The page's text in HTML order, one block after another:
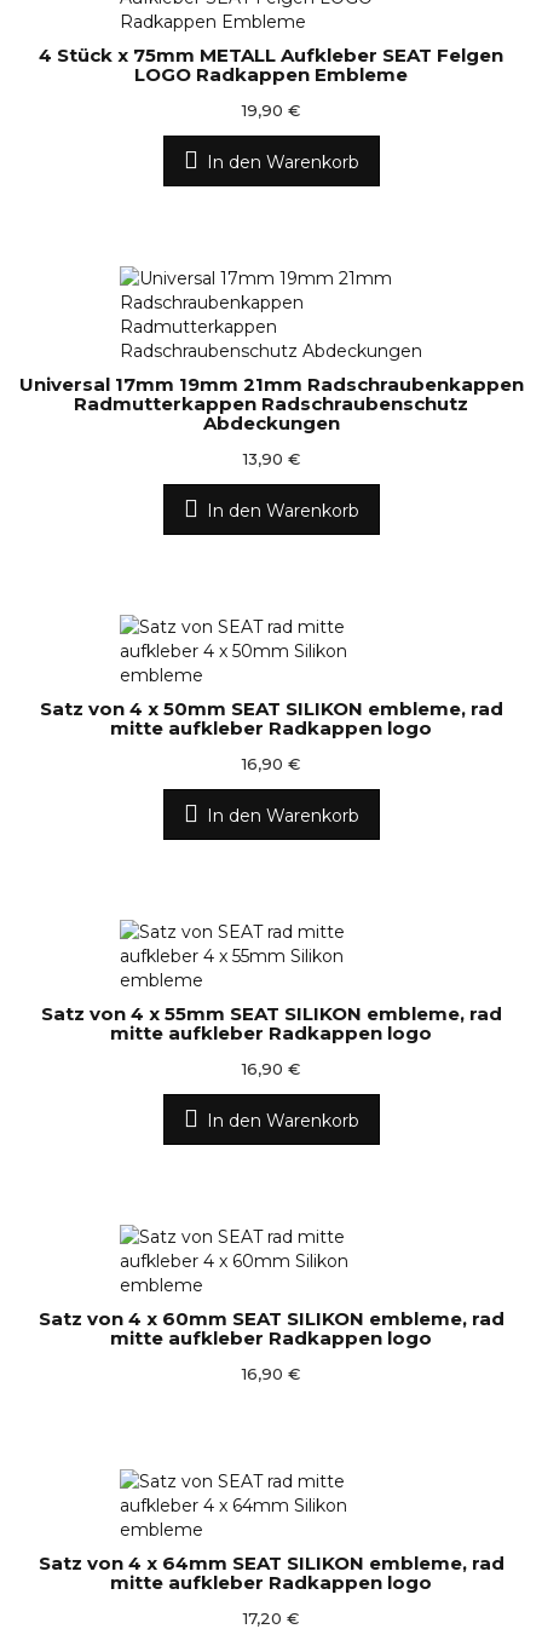
4 Stück x 75mm METALL Aufkleber SEAT Felgen
LOGO Radkappen Embleme
19,90 €
In den Warenkorb
Universal 17mm 19mm 21mm Radschraubenkappen
Radmutterkappen Radschraubenschutz
Abdeckungen
13,90 €
In den Warenkorb
Satz von 4 x 50mm SEAT SILIKON embleme, rad
mitte aufkleber Radkappen logo
16,90 €
In den Warenkorb
Satz von 4 x 55mm SEAT SILIKON embleme, rad
mitte aufkleber Radkappen logo
16,90 €
In den Warenkorb
Satz von 4 x 60mm SEAT SILIKON embleme, rad
mitte aufkleber Radkappen logo
16,90 €
Satz von 4 x 64mm SEAT SILIKON embleme, rad
mitte aufkleber Radkappen logo
17,20 €